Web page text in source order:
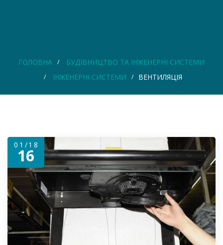
ГОЛОВНА
БУДІВНИЦТВО ТА ІНЖЕНЕРНІ СИСТЕМИ
ІНЖЕНЕРНІ СИСТЕМИ
ВЕНТИЛЯЦІЯ
01/18
16